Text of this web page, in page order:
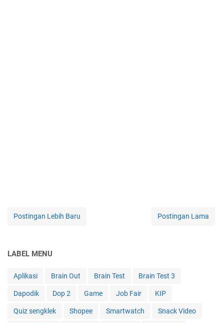
Postingan Lebih Baru Postingan Lama
LABEL MENU
Aplikasi Brain Out Brain Test Brain Test 3
Dapodik Dop 2 Game Job Fair KIP
Quiz sengklek Shopee Smartwatch Snack Video